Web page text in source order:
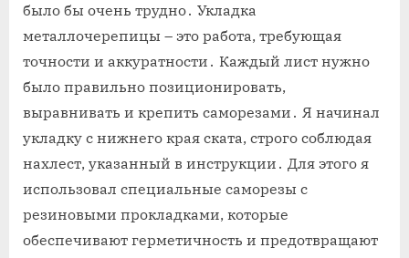
было бы очень трудно․ Укладка
металлочерепицы – это работа, требующая
точности и аккуратности․ Каждый лист нужно
было правильно позиционировать,
выравнивать и крепить саморезами․ Я начинал
укладку с нижнего края ската, строго соблюдая
нахлест, указанный в инструкции․ Для этого я
использовал специальные саморезы с
резиновыми прокладками, которые
обеспечивают герметичность и предотвращают